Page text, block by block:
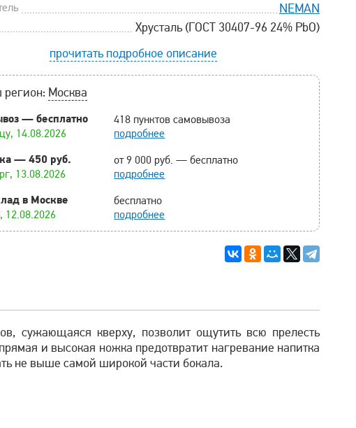
NEMAN
Хрусталь (ГОСТ 30407-96 24% PbO)
прочитать подробное описание
Москва
— бесплатно
14.08.2026
418 пунктов самовывоза
подробнее
— 450 руб.
13.08.2026
от 9 000 руб. — бесплатно
подробнее
в Москве
12.08.2026
бесплатно
подробнее
сужающаяся кверху, позволит ощутить всю прелесть
и высокая ножка предотвратит нагревание напитка
не выше самой широкой части бокала.